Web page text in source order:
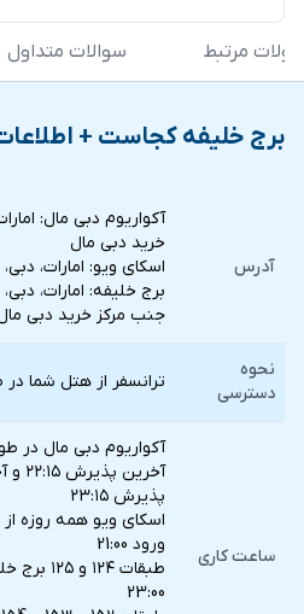
مرتبط سوالات متداول
برج خلیفه کجاست +
آدرس
آكواريوم دبي مال:
خرید دبی مال
اسكاي ويو: امارات،
برج خليفه: امارات،
جنب مرکز خرید دبی
نحوه
دسترسی
ترانسفر از هتل شما
ساعت کاری
پذیرش ۲۳:۱۵
ورود 21:00
23:00